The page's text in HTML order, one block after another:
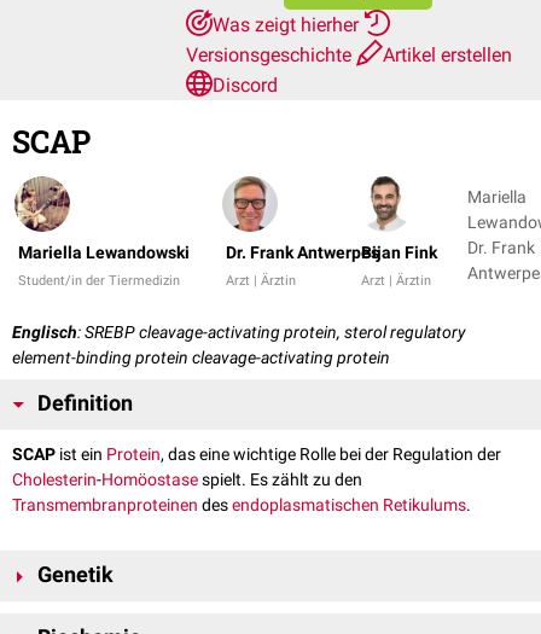
Was zeigt hierher
Versionsgeschichte
Artikel erstellen
Discord
SCAP
Mariella Lewandowski
Student/in der Tiermedizin
Dr. Frank Antwerpes
Arzt | Ärztin
Bijan Fink
Arzt | Ärztin
Mariella
Dr. Frank
Englisch: SREBP cleavage-activating protein, sterol regulatory
element-binding protein cleavage-activating protein
Definition
SCAP ist ein Protein, das eine wichtige Rolle bei der Regulation der
Cholesterin-Homöostasespielt. Es zählt zu den
Transmembranproteinen desendoplasmatischen Retikulums.
Genetik